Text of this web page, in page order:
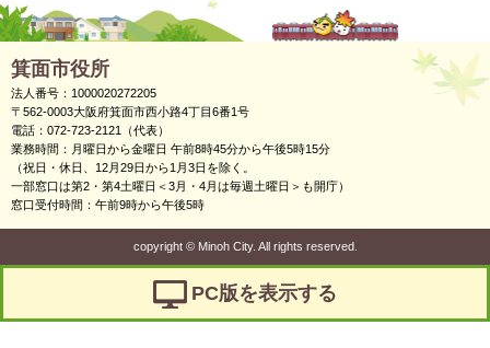
箕面市役所
法人番号：1000020272205
〒562-0003大阪府箕面市西小路4丁目6番1号
電話：072-723-2121（代表）
業務時間：月曜日から金曜日 午前8時45分から午後5時15分
（祝日・休日、12月29日から1月3日を除く。
一部窓口は第2・第4土曜日＜3月・4月は毎週土曜日＞も開庁）
窓口受付時間：午前9時から午後5時
copyright ©Minoh City. All rights reserved.
PC版を表示する